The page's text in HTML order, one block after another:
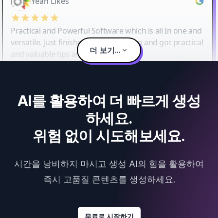
Practical and Powerful Software which is all In one and
versatile. Just finished their workshop and got practical
and valuable tips and tricks.
더 보기...
AI를 활용하여 더 빠르게 생성
하세요.
위험 없이 시도해보세요.
시간을 낭비하지 마시고 생성 AI의 힘을 활용하여
즉시 고품질 콘텐츠를 생성하세요.